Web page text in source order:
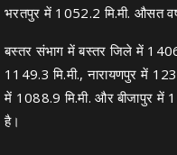
भरतपुर में 1052.2 मि.मी. औसत
बस्तर संभाग में बस्तर जिले में
1149.3 मि.मी., नारायणपुर में
में 1088.9 मि.मी. और बीजापुर में
है।